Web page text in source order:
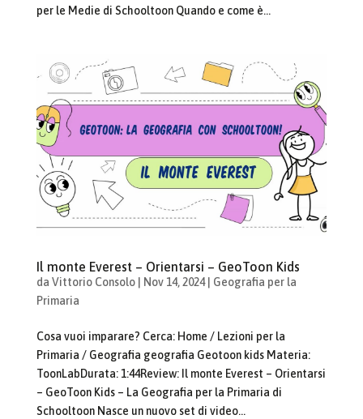
per le Medie di Schooltoon Quando e come è...
Il monte Everest – Orientarsi – GeoToon Kids
da Vittorio Consolo| Nov 14, 2024| Geografia per la
Primaria
Cosa vuoi imparare? Cerca: Home / Lezioni per la
Primaria / Geografia geografia Geotoon kids Materia:
ToonLabDurata: 1:44Review: Il monte Everest – Orientarsi
– GeoToon Kids – La Geografia per la Primaria di
Schooltoon Nasce un nuovo set di video...